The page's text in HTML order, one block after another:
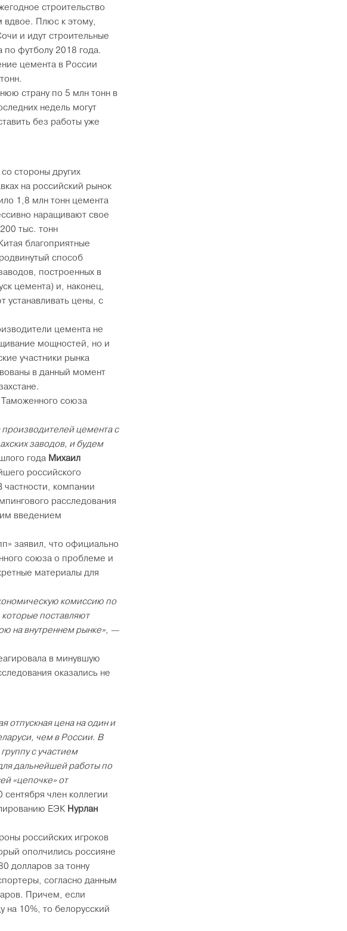
строительство
Плюс к этому,
и идут строительные
футболу 2018 года.
цемента в России
страну по 5 млн тонн в
недель могут
без работы уже
стороны других
на российский рынок
1,8 млн тонн цемента
наращивают свое
тыс. тонн
благоприятные
способ
построенных в
цемента) и, наконец,
устанавливать цены, с
цемента не
мощностей, но и
участники рынка
в данный момент
союза
цемента с
заводов, и будем
года Михаил
российского
компании
расследования
введением
заявил, что официально
союза о проблеме и
материалы для
комиссию по
поставляют
на внутреннем рынке», —
в минувшую
оказались не
отпускная цена на один и
чем в России. В
с участием
дальнейшей работы по
«цепочке» от
член коллегии
ЕЭК Нурлан
российских игроков
ополчились россияне
долларов за тонну
согласно данным
Причем, если
на 10%, то белорусский